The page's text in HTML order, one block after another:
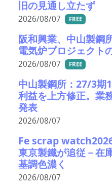
旧の見通し立たず
2026/08/07 FREE
阪和興業、中山製鋼
電気炉プロジェクト
2026/08/07 FREE
中山製鋼所：27/3期
利益を上方修正。業
発表
2026/08/07
Fe scrap
東京製鐵が追従－在
基調色濃く
2026/08/07